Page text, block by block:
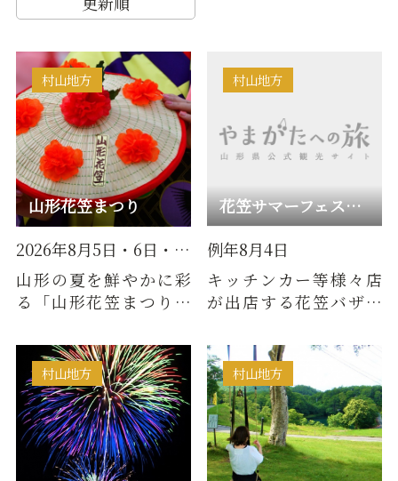
山形花笠まつり
村山地方
2026年8月5日・6日・7日
山形の夏を鮮やかに彩
る「山形花笠まつり」
7日の3日間にわたり開
催され…
花笠サマーフェスティバル
村山地方
例年8月4日
キッチンカー等様々店
が出店する花笠バザー
ほか、花笠まつりを盛
り上げる…
村山地方 村山地方